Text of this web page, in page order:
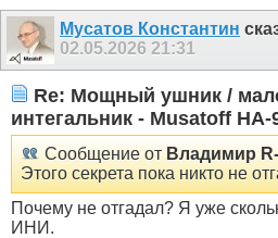
Мусатов Константин
02.05.2026 21:31
Re: Мощный ушник /
интегальник - Musatoff HA-
Сообщение от Владимир
Этого секрета пока никто не
Почему не отгадал? Я уже
ИНИ.